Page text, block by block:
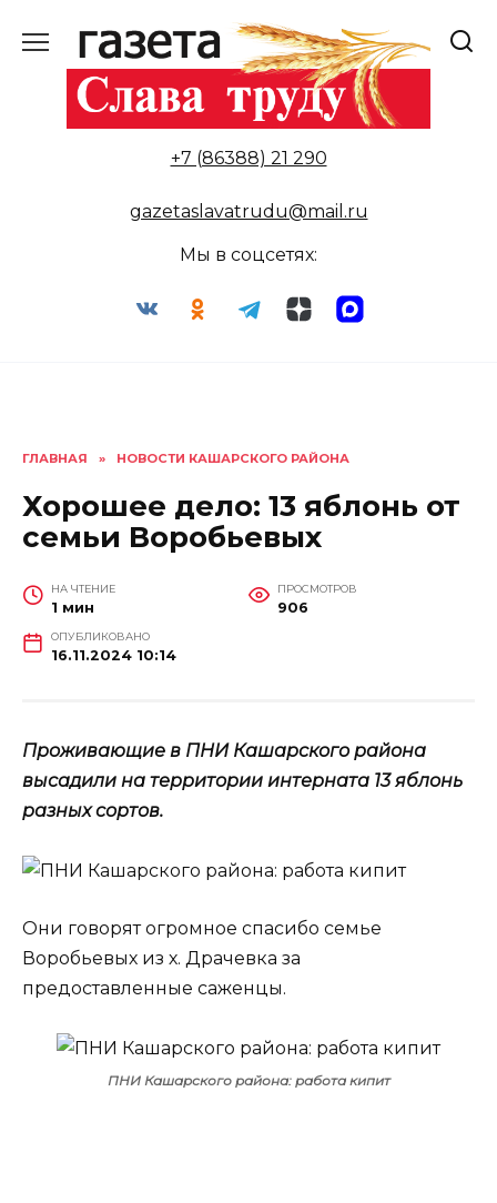
содержанию
+7 (86388) 21 290
gazetaslavatrudu@mail.ru
Мы в соцсетях:
ГЛАВНАЯ » НОВОСТИ КАШАРСКОГО РАЙОНА
Хорошее дело: 13 яблонь от
семьи Воробьевых
НА ЧТЕНИЕ
1 мин
ПРОСМОТРОВ
906
ОПУБЛИКОВАНО
16.11.2024 10:14
Проживающие в ПНИ Кашарского района
высадили на территории интерната 13 яблонь
разных сортов.
Они говорят огромное спасибо семье
Воробьевых из х. Драчевка за
предоставленные саженцы.
ПНИ Кашарского района: работа кипит